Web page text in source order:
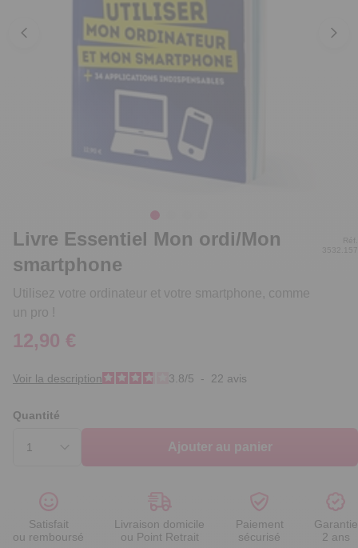
Livre Essentiel Mon ordi/Mon
smartphone
Utilisez votre ordinateur et votre smartphone, comme
un pro !
Réf.
3532.157
12,90 €
Voir la description 3.8/5 - 22 avis
Quantité
Ajouter au panier
Satisfait
ou remboursé
Livraison domicile
ou Point Retrait
Paiement
sécurisé
Garantie
2 ans